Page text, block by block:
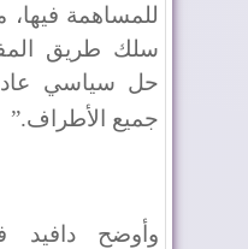
للمساهمة فيها،
سلك طريق
حل سياسي
جميع الأطراف”.
وأوضح دافيد